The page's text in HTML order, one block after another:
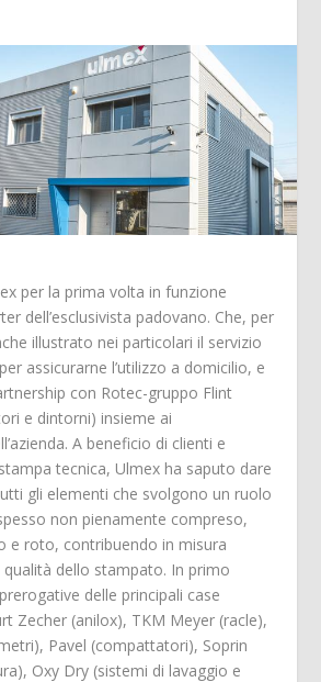
per la prima volta in funzione
dell’esclusivista padovano. Che, per
illustrato nei particolari il servizio
assicurarne l’utilizzo a domicilio, e
con Rotec-gruppo Flint
e dintorni) insieme ai
A beneficio di clienti e
tecnica, Ulmex ha saputo dare
gli elementi che svolgono un ruolo
non pienamente compreso,
e roto, contribuendo in misura
dello stampato. In primo
delle principali case
Zecher (anilox), TKM Meyer (racle),
Pavel (compattatori), Soprin
Oxy Dry (sistemi di lavaggio e